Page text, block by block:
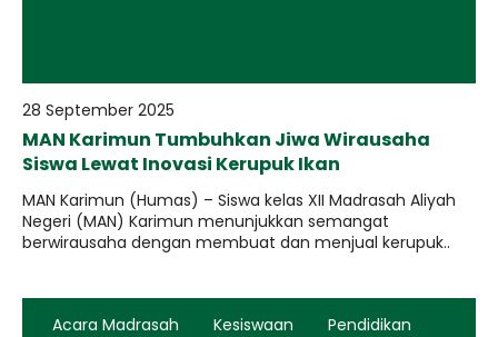
28 September 2025
MAN Karimun Tumbuhkan Jiwa Wirausaha
Siswa Lewat Inovasi Kerupuk Ikan
MAN Karimun (Humas) – Siswa kelas XII Madrasah Aliyah
Negeri (MAN) Karimun menunjukkan semangat
berwirausaha dengan membuat dan menjual kerupuk..
Acara Madrasah Kesiswaan Pendidikan